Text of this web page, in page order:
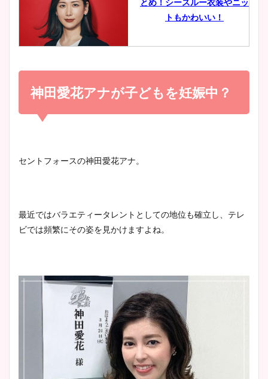
豊島実季アナのカップ画像ま
とめ！美脚や水着姿に年齢も
宇賀神メグアナのニット画像
トもかわいい！
小室瑛莉子のカップ画像まと
め！足が美脚でニット衣装も
かわいい！
安藤萌々アナのカップ画像や
ニット衣装まとめ！美足の筋
肉も凄い！
神田愛花アナが子どもを妊娠中？
セントフォースの神田愛花アナ。
最近ではバラエティータレントとしての地位も確立し、テレ
ビでは頻繁にその姿を見かけますよね。